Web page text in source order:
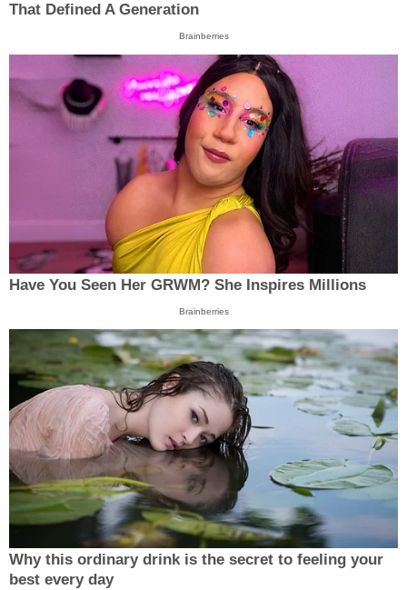
That Defined A Generation
Brainberries
Have You Seen Her GRWM? She Inspires Millions
Brainberries
Why this ordinary drink is the secret to feeling your
best every day